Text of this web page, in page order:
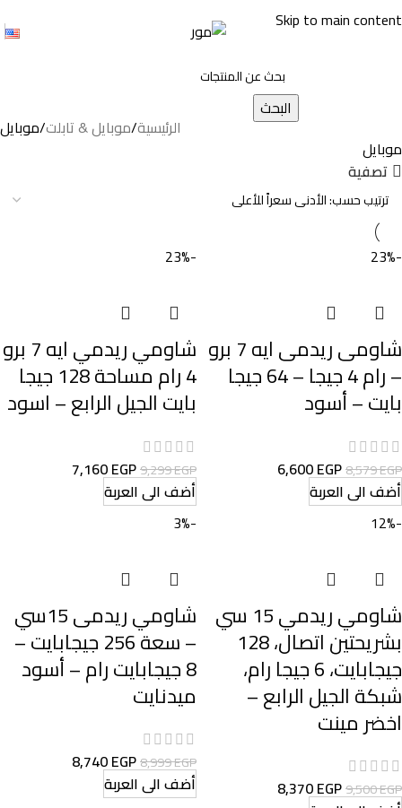
Skip to main content
البحث
الرئيسية موبايل & تابلت موبايل
موبايل
تصفية
-23%
شاومى ريدمى ايه 7 برو
– رام 4 جيجا – 64 جيجا
بايت – أسود
8,579EGP
6,600EGP
أضف الى العربة
-23%
شاومي ريدمي ايه 7 برو
4 رام مساحة 128 جيجا
بايت الجيل الرابع – اسود
9,299EGP
7,160EGP
أضف الى العربة
-12%
شاومي ريدمي 15 سي
بشريحتين اتصال، 128
جيجابايت، 6 جيجا رام،
شبكة الجيل الرابع –
اخضر مينت
9,500EGP
8,370EGP
-3%
شاومي ريدمى 15سي
– سعة 256 جيجابايت –
8 جيجابايت رام – أسود
ميدنايت
8,999EGP
8,740EGP
أضف الى العربة